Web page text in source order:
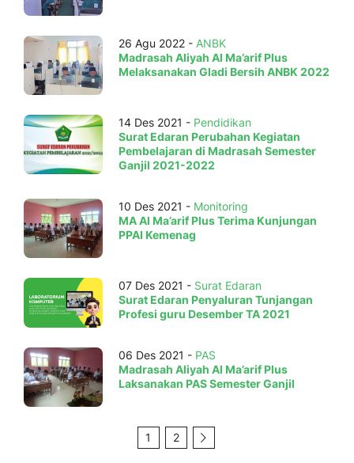
26 Agu 2022 - ANBK
Madrasah Aliyah Al Ma’arif Plus
Melaksanakan Gladi Bersih ANBK 2022
14 Des 2021 - Pendidikan
Surat Edaran Perubahan Kegiatan
Pembelajaran di Madrasah Semester
Ganjil 2021-2022
10 Des 2021 - Monitoring
MA Al Ma’arif Plus Terima Kunjungan
PPAI Kemenag
07 Des 2021 - Surat Edaran
Surat Edaran Penyaluran Tunjangan
Profesi guru Desember TA 2021
06 Des 2021 - PAS
Madrasah Aliyah Al Ma’arif Plus
Laksanakan PAS Semester Ganjil
1 2